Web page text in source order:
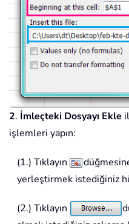
2. İmleçteki Dosyayı Ekle
işlemleri yapın:
(1.) Tıklayın
yerleştirmek istediğiniz
(2.) Tıklayın